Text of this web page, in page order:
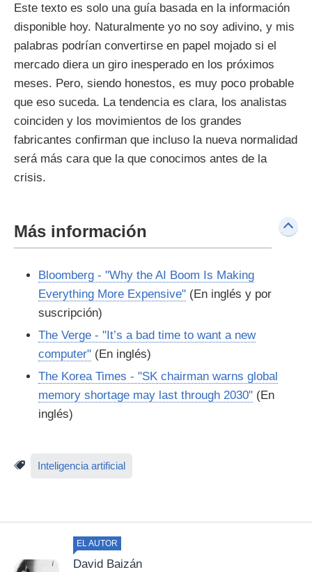
Este texto es solo una guía basada en la información
disponible hoy. Naturalmente yo no soy adivino, y mis
palabras podrían convertirse en papel mojado si el
mercado diera un giro inesperado en los próximos
meses. Pero, siendo honestos, es muy poco probable
que eso suceda. La tendencia es clara, los analistas
coinciden y los movimientos de los grandes
fabricantes confirman que incluso la nueva normalidad
será más cara que la que conocimos antes de la
crisis.
Más información
Bloomberg - "Why the AI Boom Is Making
Everything More Expensive" (En inglés y por
suscripción)
The Verge - "It’s a bad time to want a new
computer" (En inglés)
The Korea Times - "SK chairman warns global
memory shortage may last through 2030" (En
inglés)
Inteligencia artificial
EL AUTOR
David Baizán